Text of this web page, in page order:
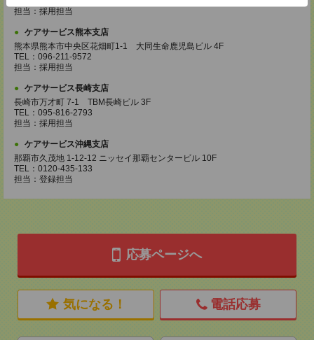
担当：採用担当
ケアサービス熊本支店
熊本県熊本市中央区花畑町1-1 大同生命鹿児島ビル 4F
TEL：096-211-9572
担当：採用担当
ケアサービス長崎支店
長崎市万才町 7-1 TBM長崎ビル 3F
TEL：095-816-2793
担当：採用担当
ケアサービス沖縄支店
那覇市久茂地 1-12-12 ニッセイ那覇センタービル 10F
TEL：0120-435-133
担当：登録担当
応募ページへ
気になる！ 電話応募